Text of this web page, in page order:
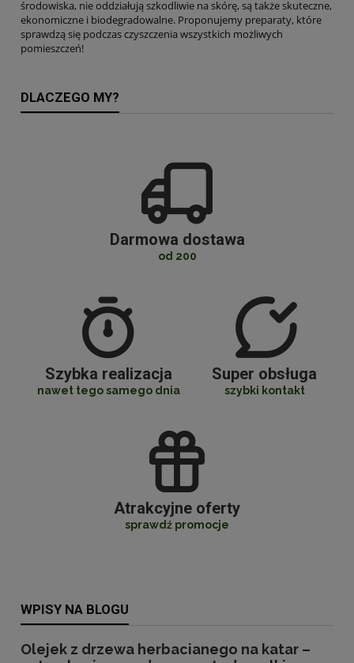
środowiska, nie oddziałują szkodliwie na skórę, są także skuteczne,
ekonomiczne i biodegradowalne. Proponujemy preparaty, które
sprawdzą się podczas czyszczenia wszystkich możliwych
pomieszczeń!
DLACZEGO MY?
Darmowa dostawa
od 200
Szybka realizacja
nawet tego samego dnia
Super obsługa
szybki kontakt
Atrakcyjne oferty
sprawdź promocje
WPISY NA BLOGU
Olejek z drzewa herbacianego na katar –